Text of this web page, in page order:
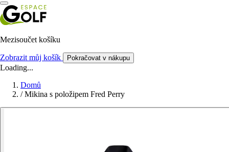
Mezisoučet košíku
Zobrazit můj košík Pokračovat v nákupu
Loading...
Domů
/ Mikina s položipem Fred Perry